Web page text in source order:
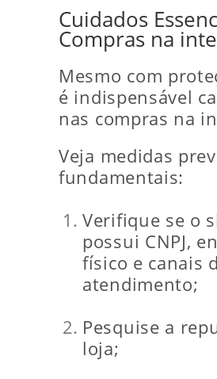
Cuidados
Compras na
Mesmo com
é indispensável
nas compras na
Veja medidas
fundamentais:
Verifique se o
possui CNPJ,
físico e canais
atendimento;
Pesquise a
loja;